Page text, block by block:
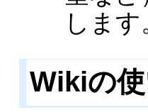
します
Wikiの